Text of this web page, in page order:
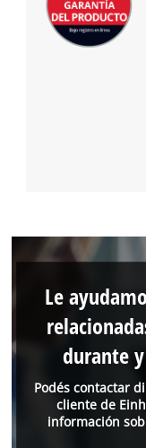
Podés contactar
cliente de
información
Le
durante